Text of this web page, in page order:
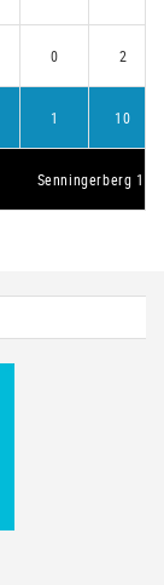
0 2
1 10
Senningerberg 1